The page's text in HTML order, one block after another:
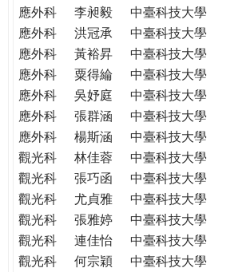
應外科
李昶毅 中臺科技大學
應外科
洪冠承 中臺科技大學
應外科
黃裕昇 中臺科技大學
應外科
粟得綸 中臺科技大學
應外科
吳妤庭 中臺科技大學
應外科
張群涵 中臺科技大學
應外科
楊斯涵 中臺科技大學
觀光科
林佳蓉 中臺科技大學
觀光科
張巧函 中臺科技大學
觀光科
尤貞雅 中臺科技大學
觀光科
張雅婷 中臺科技大學
觀光科
連佳怡 中臺科技大學
觀光科
何宗穎 中臺科技大學